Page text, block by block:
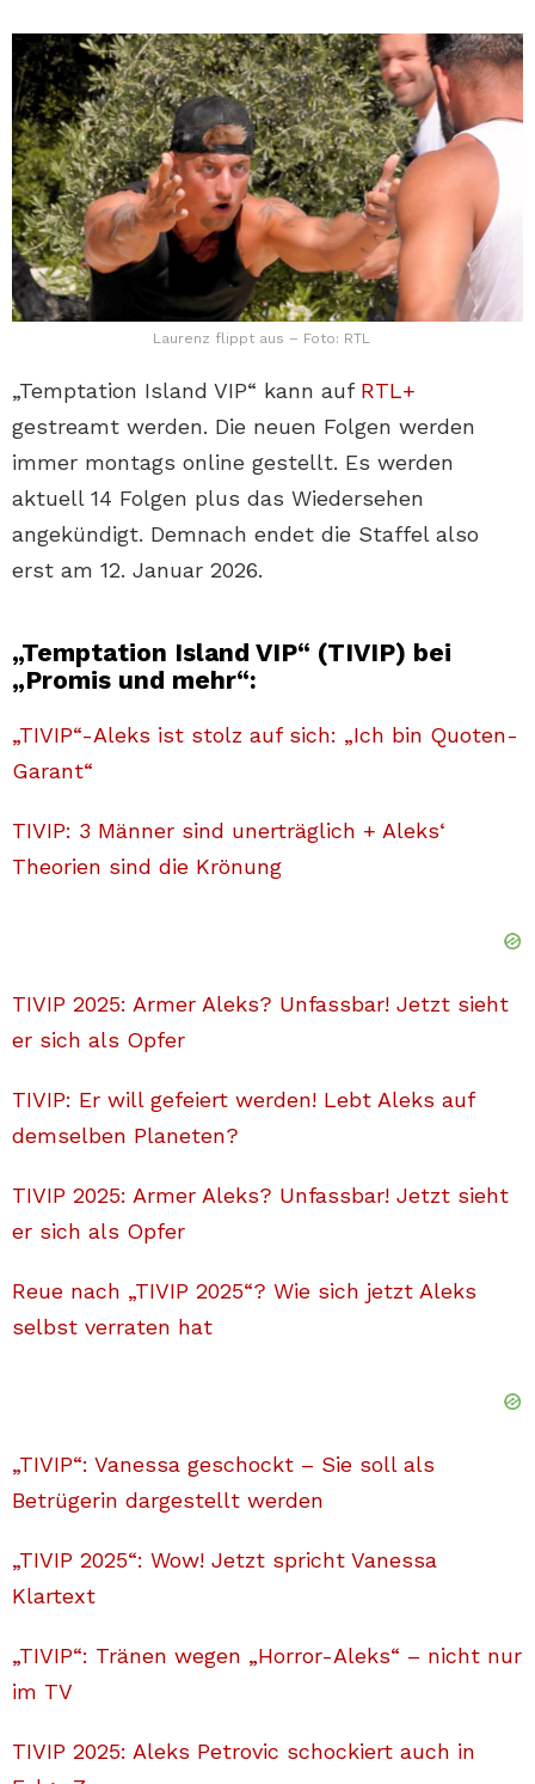
Laurenz flippt aus – Foto: RTL
„Temptation Island VIP“ kann auf RTL+
gestreamt werden. Die neuen Folgen werden
immer montags online gestellt. Es werden
aktuell 14 Folgen plus das Wiedersehen
angekündigt. Demnach endet die Staffel also
erst am 12. Januar 2026.
„Temptation Island VIP“ (TIVIP) bei
„Promis und mehr“:
„TIVIP“-Aleks ist stolz auf sich: „Ich bin Quoten-
Garant“
TIVIP: 3 Männer sind unerträglich + Aleks‘
Theorien sind die Krönung
TIVIP 2025: Armer Aleks? Unfassbar! Jetzt sieht
er sich als Opfer
TIVIP: Er will gefeiert werden! Lebt Aleks auf
demselben Planeten?
TIVIP 2025: Armer Aleks? Unfassbar! Jetzt sieht
er sich als Opfer
Reue nach „TIVIP 2025“? Wie sich jetzt Aleks
selbst verraten hat
„TIVIP“: Vanessa geschockt – Sie soll als
Betrügerin dargestellt werden
„TIVIP 2025“: Wow! Jetzt spricht Vanessa
Klartext
„TIVIP“: Tränen wegen „Horror-Aleks“ – nicht nur
im TV
TIVIP 2025: Aleks Petrovic schockiert auch in